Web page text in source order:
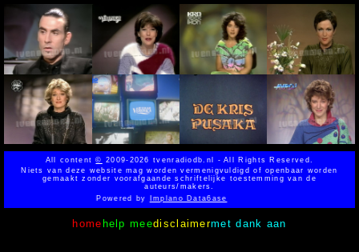
All content© 2009-2026 tvenradiodb.nl - All Rights Reserved.
Niets van deze website mag worden vermenigvuldigd of openbaar worden
gemaakt zonder voorafgaande schriftelijke toestemming van de
auteurs/makers.
Powered byImplano Data6ase
home help meedisclaimermet dank aan